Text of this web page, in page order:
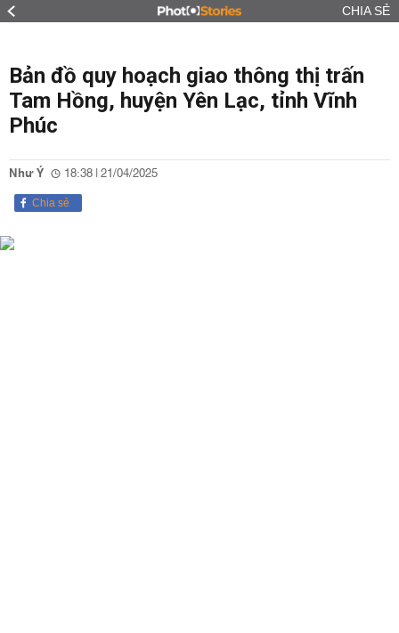
CHIA SẺ
Bản đồ quy hoạch giao thông thị trấn
Tam Hồng, huyện Yên Lạc, tỉnh Vĩnh
Phúc
Như Ý 18:38 | 21/04/2025
Chia sẻ